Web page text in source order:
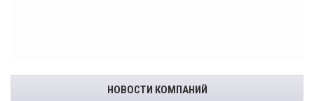
НОВОСТИ КОМПАНИЙ